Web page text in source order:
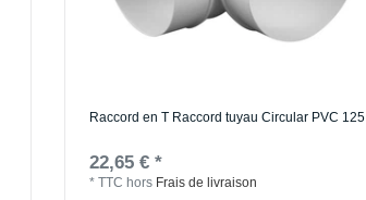
Raccord en T Raccord tuyau Circular PVC 125
22,65 € *
*TTC hors Frais de livraison